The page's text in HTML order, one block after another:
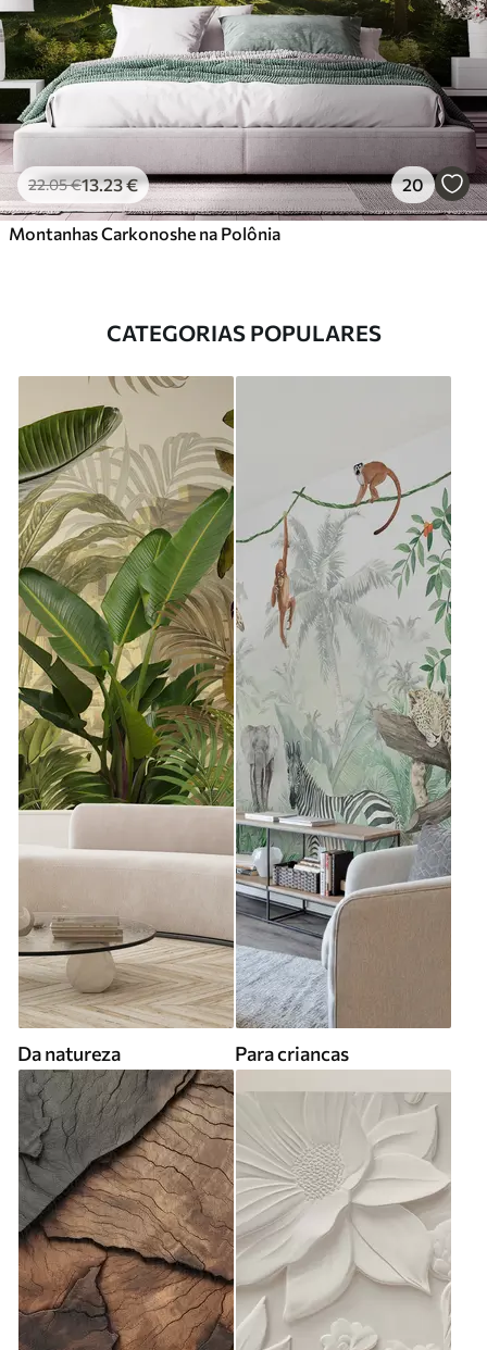
22.05€13.23€ 20
Montanhas Carkonoshe na Polônia
CATEGORIAS POPULARES
Da natureza Para criancas